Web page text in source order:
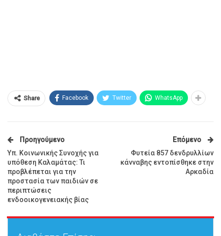
Share Facebook Twitter WhatsApp
Προηγούμενο
Υπ. Κοινωνικής Συνοχής για
υπόθεση Καλαμάτας: Τι
προβλέπεται για την
προστασία των παιδιών σε
περιπτώσεις
ενδοοικογενειακής βίας
Επόμενο
Φυτεία 857 δενδρυλλίων
κάνναβης εντοπίσθηκε στην
Αρκαδία